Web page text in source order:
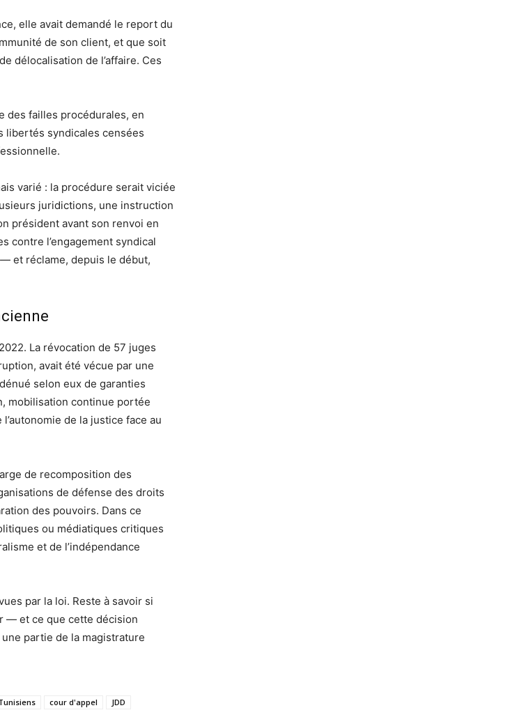
elle avait demandé le report du
de son client, et que soit
délocalisation de l’affaire. Ces
des failles procédurales, en
libertés syndicales censées
varié : la procédure serait viciée
juridictions, une instruction
président avant son renvoi en
contre l’engagement syndical
— et réclame, depuis le début,
La révocation de 57 juges
avait été vécue par une
selon eux de garanties
mobilisation continue portée
de la justice face au
de recomposition des
de défense des droits
des pouvoirs. Dans ce
ou médiatiques critiques
et de l’indépendance
par la loi. Reste à savoir si
— et ce que cette décision
partie de la magistrature
cour d'appel
JDD